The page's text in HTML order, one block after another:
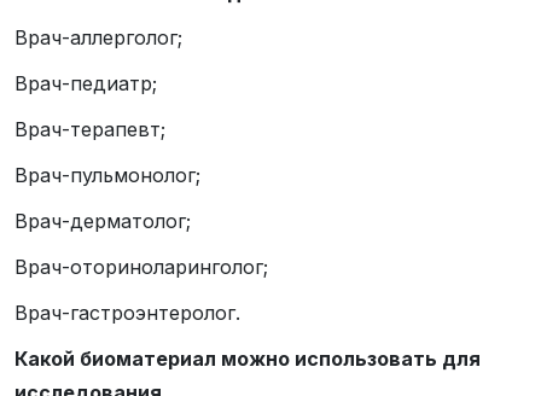
Врач-аллерголог;
Врач-педиатр;
Врач-терапевт;
Врач-пульмонолог;
Врач-дерматолог;
Врач-оториноларинголог;
Врач-гастроэнтеролог.
Какой биоматериал можно использовать для